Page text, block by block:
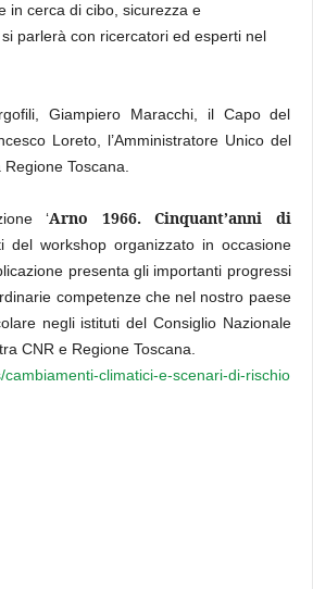
in cerca di cibo, sicurezza e
parlerà con ricercatori ed esperti nel
Giampiero Maracchi, il Capo del
Loreto, l’Amministratore Unico del
Toscana.
‘Arno 1966. Cinquant’anni di
del workshop organizzato in occasione
presenta gli importanti progressi
competenze che nel nostro paese
negli istituti del Consiglio Nazionale
CNR e Regione Toscana.
climatici-e-scenari-di-rischio